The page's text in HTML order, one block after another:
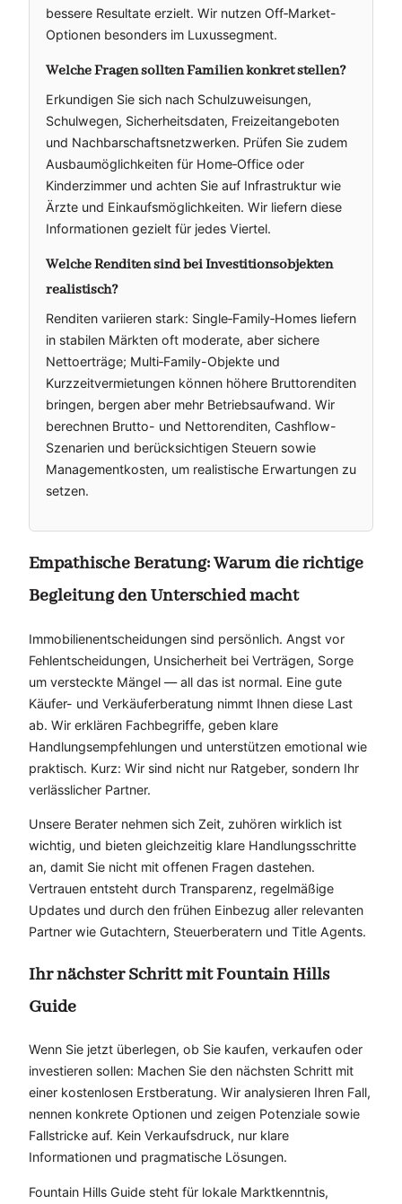
bessere Resultate erzielt. Wir nutzen Off‑Market-
Optionen besonders im Luxussegment.
Welche Fragen sollten Familien konkret stellen?
Erkundigen Sie sich nach Schulzuweisungen,
Schulwegen, Sicherheitsdaten, Freizeitangeboten
und Nachbarschaftsnetzwerken. Prüfen Sie zudem
Ausbaumöglichkeiten für Home‑Office oder
Kinderzimmer und achten Sie auf Infrastruktur wie
Ärzte und Einkaufsmöglichkeiten. Wir liefern diese
Informationen gezielt für jedes Viertel.
Welche Renditen sind bei Investitionsobjekten
realistisch?
Renditen variieren stark: Single‑Family‑Homes liefern
in stabilen Märkten oft moderate, aber sichere
Nettoerträge; Multi‑Family-Objekte und
Kurzzeitvermietungen können höhere Bruttorenditen
bringen, bergen aber mehr Betriebsaufwand. Wir
berechnen Brutto- und Nettorenditen, Cashflow-
Szenarien und berücksichtigen Steuern sowie
Managementkosten, um realistische Erwartungen zu
setzen.
Empathische Beratung: Warum die richtige
Begleitung den Unterschied macht
Immobilienentscheidungen sind persönlich. Angst vor
Fehlentscheidungen, Unsicherheit bei Verträgen, Sorge
um versteckte Mängel — all das ist normal. Eine gute
Käufer- und Verkäuferberatung nimmt Ihnen diese Last
ab. Wir erklären Fachbegriffe, geben klare
Handlungsempfehlungen und unterstützen emotional wie
praktisch. Kurz: Wir sind nicht nur Ratgeber, sondern Ihr
verlässlicher Partner.
Unsere Berater nehmen sich Zeit, zuhören wirklich ist
wichtig, und bieten gleichzeitig klare Handlungsschritte
an, damit Sie nicht mit offenen Fragen dastehen.
Vertrauen entsteht durch Transparenz, regelmäßige
Updates und durch den frühen Einbezug aller relevanten
Partner wie Gutachtern, Steuerberatern und Title Agents.
Ihr nächster Schritt mit Fountain Hills
Guide
Wenn Sie jetzt überlegen, ob Sie kaufen, verkaufen oder
investieren sollen: Machen Sie den nächsten Schritt mit
einer kostenlosen Erstberatung. Wir analysieren Ihren Fall,
nennen konkrete Optionen und zeigen Potenziale sowie
Fallstricke auf. Kein Verkaufsdruck, nur klare
Informationen und pragmatische Lösungen.
Fountain Hills Guide steht für lokale Marktkenntnis,